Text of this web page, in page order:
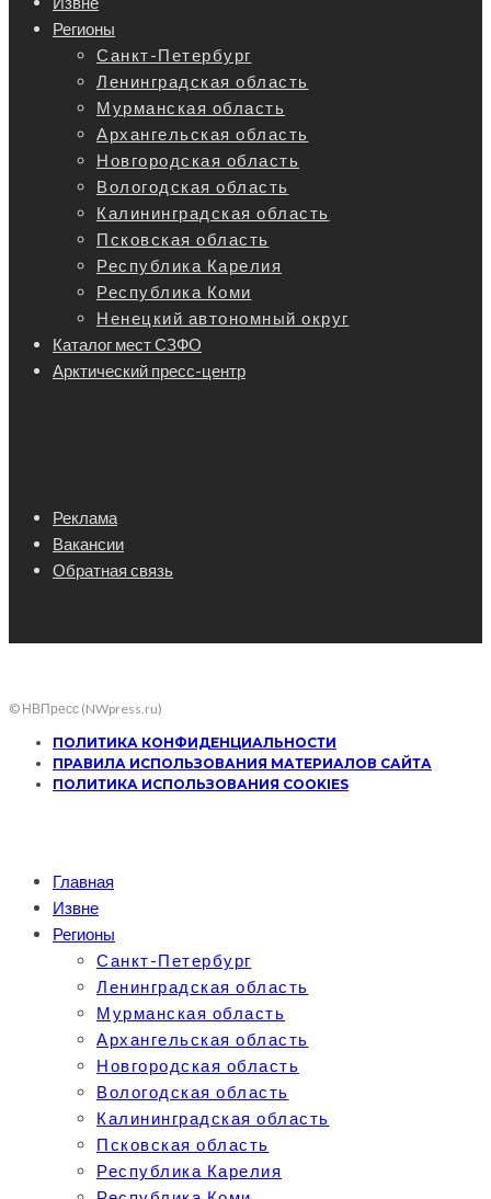
Регионы
Санкт-Петербург
Ленинградская область
Мурманская область
Архангельская область
Новгородская область
Вологодская область
Калининградская область
Псковская область
Республика Карелия
Республика Коми
Ненецкий автономный округ
Каталог мест СЗФО
Арктический пресс-центр
Реклама
Вакансии
Обратная связь
© НВПресс (NWpress.ru)
ПОЛИТИКА КОНФИДЕНЦИАЛЬНОСТИ
ПРАВИЛА ИСПОЛЬЗОВАНИЯ МАТЕРИАЛОВ САЙТА
ПОЛИТИКА ИСПОЛЬЗОВАНИЯ COOKIES
Главная
Извне
Регионы
Санкт-Петербург
Ленинградская область
Мурманская область
Архангельская область
Новгородская область
Вологодская область
Калининградская область
Псковская область
Республика Карелия